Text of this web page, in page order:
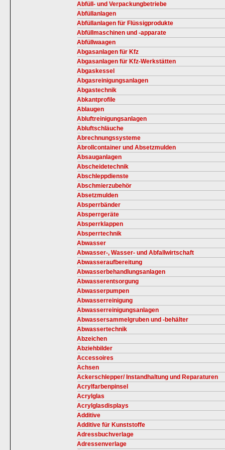
Abfüll- und Verpackungbetriebe
Abfüllanlagen
Abfüllanlagen für Flüssigprodukte
Abfüllmaschinen und -apparate
Abfüllwaagen
Abgasanlagen für Kfz
Abgasanlagen für Kfz-Werkstätten
Abgaskessel
Abgasreinigungsanlagen
Abgastechnik
Abkantprofile
Ablaugen
Abluftreinigungsanlagen
Abluftschläuche
Abrechnungssysteme
Abrollcontainer und Absetzmulden
Absauganlagen
Abscheidetechnik
Abschleppdienste
Abschmierzubehör
Absetzmulden
Absperrbänder
Absperrgeräte
Absperrklappen
Absperrtechnik
Abwasser
Abwasser-, Wasser- und Abfallwirtschaft
Abwasseraufbereitung
Abwasserbehandlungsanlagen
Abwasserentsorgung
Abwasserpumpen
Abwasserreinigung
Abwasserreinigungsanlagen
Abwassersammelgruben und -behälter
Abwassertechnik
Abzeichen
Abziehbilder
Accessoires
Achsen
Ackerschlepper/ Instandhaltung und Reparaturen
Acrylfarbenpinsel
Acrylglas
Acrylglasdisplays
Additive
Additive für Kunststoffe
Adressbuchverlage
Adressenverlage